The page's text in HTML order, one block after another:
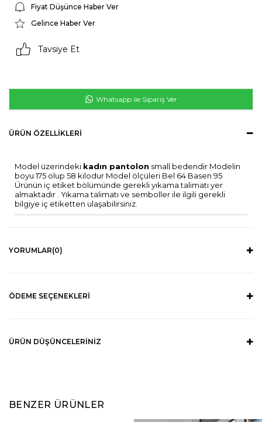
Fiyat Düşünce Haber Ver
Gelince Haber Ver
Tavsiye Et
Whatsapp ile Sipariş Ver
ÜRÜN ÖZELLIKLERI
Model üzerindeki kadın pantolon small bedendir Modelin
boyu 175 olup 58 kilodur Model ölçüleri Bel 64 Basen 95
Ürünün iç etiket bölümünde gerekli yıkama talimatı yer
almaktadır . Yıkama talimatı ve semboller ile ilgili gerekli
bilgiye iç etiketten ulaşabilirsiniz.
YORUMLAR(0)
ÖDEME SEÇENEKLERI
ÜRÜN DÜŞÜNCELERINIZ
BENZER ÜRÜNLER